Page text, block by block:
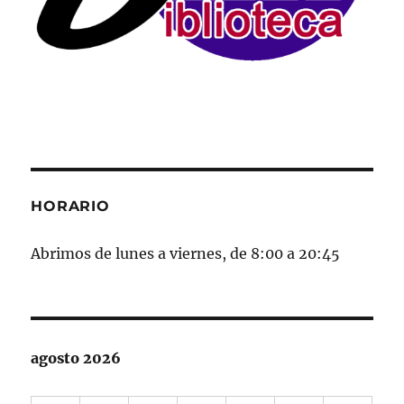
HORARIO
Abrimos de lunes a viernes, de 8:00 a 20:45
agosto 2026